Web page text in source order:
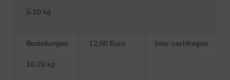
5-10 kg
Bestellungen
10-20 kg
12,00 Euro bitte nachfragen